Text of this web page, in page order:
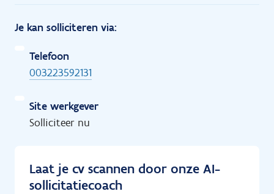
Je kan solliciteren via:
Telefoon
003223592131
Site werkgever
Solliciteer nu
Laat je cv scannen door onze AI-
sollicitatiecoach